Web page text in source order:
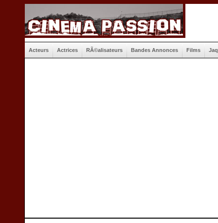
Acteurs Actrices RÃ©alisateurs Bandes Annonces Films